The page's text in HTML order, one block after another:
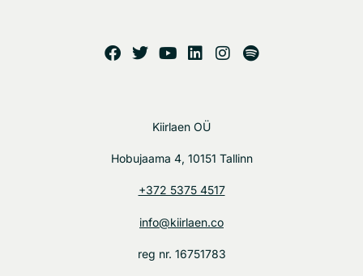
Kiirlaen OÜ
Hobujaama 4, 10151 Tallinn
+372 5375 4517
info@kiirlaen.co
reg nr. 16751783